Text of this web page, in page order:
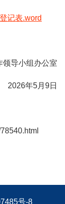
记表.word
领导小组办公室
2026年5月9日
号-8